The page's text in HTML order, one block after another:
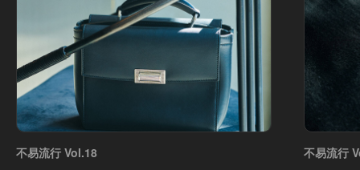
不易流行 Vol.18 不易流行